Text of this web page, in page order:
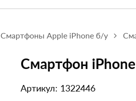
Смартфоны Apple iPhone б/у
Смартфон
Артикул: 1322446